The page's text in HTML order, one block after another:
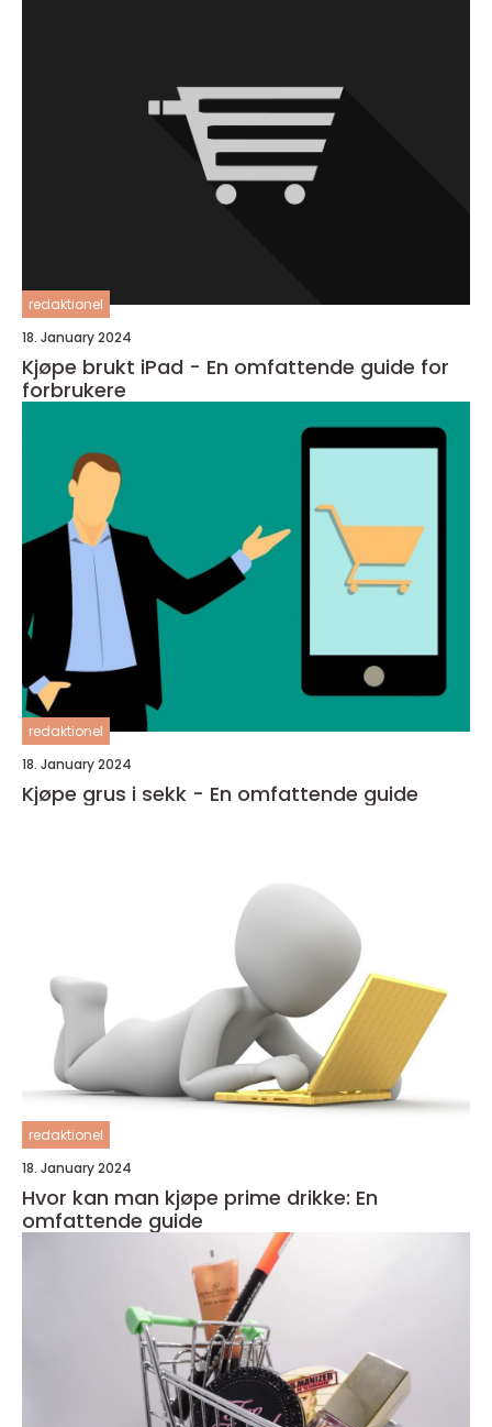
redaktionel
18. January 2024
Kjøpe brukt iPad - En omfattende guide for
forbrukere
redaktionel
18. January 2024
Kjøpe grus i sekk - En omfattende guide
redaktionel
18. January 2024
Hvor kan man kjøpe prime drikke: En
omfattende guide